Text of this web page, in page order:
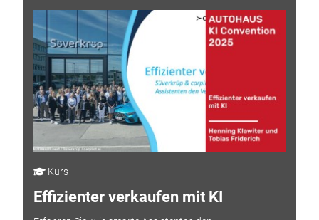
Kurs
Effizienter verkaufen mit KI